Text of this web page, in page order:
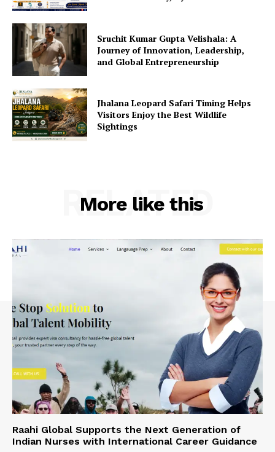
Sruchit Kumar Gupta Velishala: A
Journey of Innovation, Leadership,
and Global Entrepreneurship
Jhalana Leopard Safari Timing Helps
Visitors Enjoy the Best Wildlife
Sightings
More like this
RELATED
Raahi Global Supports the Next Generation of
Indian Nurses with International Career Guidance